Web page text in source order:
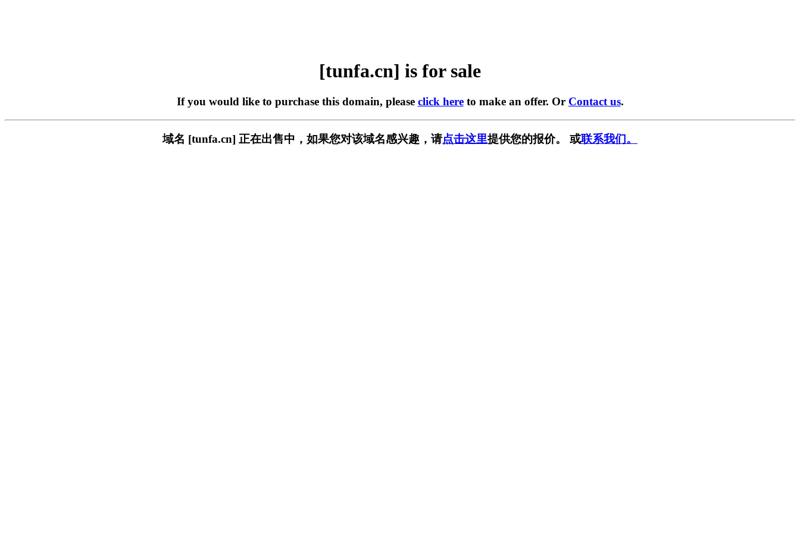
[tunfa.cn] is for sale
If you would like to purchase this domain, please click hereto make an offer. Or Contact us.
域名 [tunfa.cn] 正在出售中，如果您对该域名感兴趣，请点击这里提供您的报价。 或联系我们。